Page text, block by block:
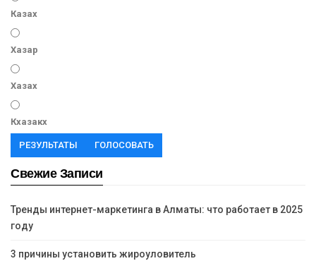
Казах
Хазар
Хазах
Кхазакх
РЕЗУЛЬТАТЫ ГОЛОСОВАТЬ
Свежие Записи
Тренды интернет-маркетинга в Алматы: что работает в 2025
году
3 причины установить жироуловитель